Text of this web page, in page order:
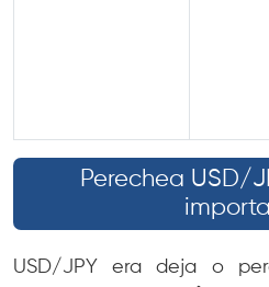
Perechea USD/
USD/JPY era deja o